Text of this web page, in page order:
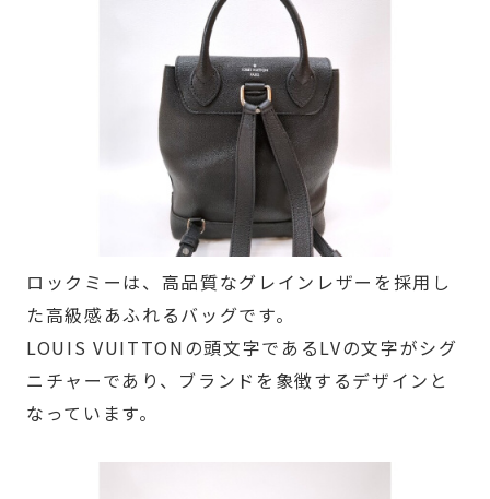
ロックミーは、高品質なグレインレザーを採用し
た高級感あふれるバッグです。
LOUIS VUITTONの頭文字であるLVの文字がシグ
ニチャーであり、ブランドを象徴するデザインと
なっています。